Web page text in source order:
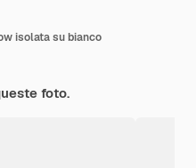
isolata su bianco
foto.